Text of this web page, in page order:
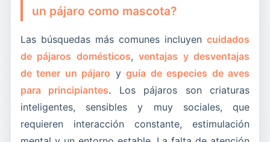
un pájaro como mascota?
Las búsquedas más comunes incluyen cuidados
de pájaros domésticos,ventajas y desventajas
de tener un pájaro yguía de especies de aves
para principiantes. Los pájaros son criaturas
inteligentes, sensibles y muy sociales, que
requieren interacción constante, estimulación